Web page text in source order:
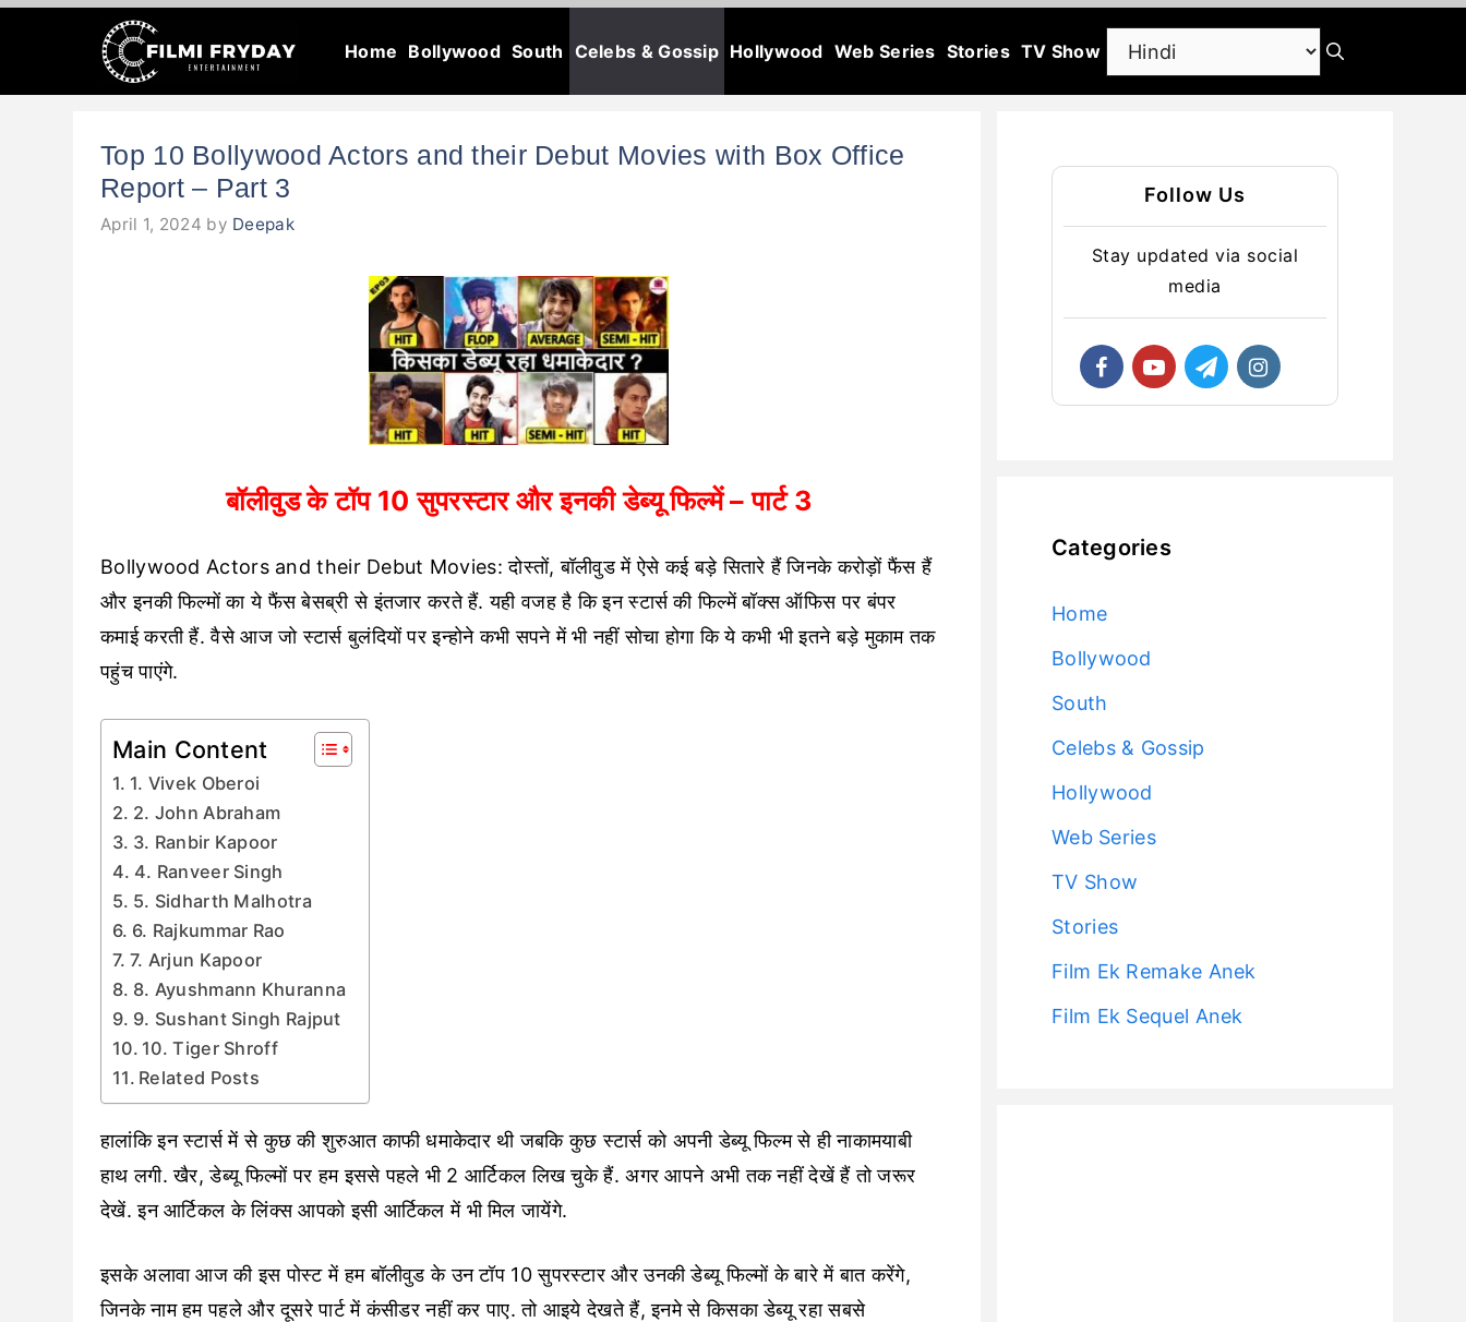
content
Home Bollywood South Celebs & Gossip Hollywood Web Series Stories TV Show
Top 10 Bollywood Actors and their Debut Movies with Box Office
Report – Part 3
April 1, 2024 by Deepak
बॉलीवुड के टॉप 10 सुपरस्टार और इनकी डेब्यू फिल्में – पार्ट 3
Bollywood Actors and their Debut Movies: दोस्तों, बॉलीवुड में ऐसे कई बड़े सितारे हैं जिनके करोड़ों फैंस हैं
और इनकी फिल्मों का ये फैंस बेसब्री से इंतजार करते हैं. यही वजह है कि इन स्टार्स की फिल्में बॉक्स ऑफिस पर बंपर
कमाई करती हैं. वैसे आज जो स्टार्स बुलंदियों पर इन्होने कभी सपने में भी नहीं सोचा होगा कि ये कभी भी इतने बड़े मुकाम तक
पहुंच पाएंगे.
Main Content
1. Vivek Oberoi
2. John Abraham
3. Ranbir Kapoor
4. Ranveer Singh
5. Sidharth Malhotra
6. Rajkummar Rao
7. Arjun Kapoor
8. Ayushmann Khuranna
9. Sushant Singh Rajput
10. Tiger Shroff
Related Posts
हालांकि इन स्टार्स में से कुछ की शुरुआत काफी धमाकेदार थी जबकि कुछ स्टार्स को अपनी डेब्यू फिल्म से ही नाकामयाबी
हाथ लगी. खैर, डेब्यू फिल्मों पर हम इससे पहले भी 2 आर्टिकल लिख चुके हैं. अगर आपने अभी तक नहीं देखें हैं तो जरूर
देखें. इन आर्टिकल के लिंक्स आपको इसी आर्टिकल में भी मिल जायेंगे.
इसके अलावा आज की इस पोस्ट में हम बॉलीवुड के उन टॉप 10 सुपरस्टार और उनकी डेब्यू फिल्मों के बारे में बात करेंगे,
जिनके नाम हम पहले और दूसरे पार्ट में कंसीडर नहीं कर पाए. तो आइये देखते हैं, इनमे से किसका डेब्यू रहा सबसे
Follow Us
Stay updated via social
media
Categories
Home
Bollywood
South
Celebs & Gossip
Hollywood
Web Series
TV Show
Stories
Film Ek Remake Anek
Film Ek Sequel Anek